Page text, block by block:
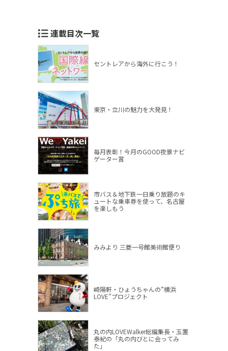
連載目次一覧
セントレアから海外に行こう！
東京・立川の魅力を大発見！
毎月表彰！今月のGOOD夜景ナビ
ゲーター賞
市バス＆地下鉄一日乗り放題のキ
ュートな乗車券を使って、名古屋
を楽しもう
みみより 三菱一号館美術館便り
崎陽軒・ひょうちゃんの”横浜
LOVE”プロジェクト
丸の内LOVEWalker総編集長・玉置
泰紀の「丸の内びとに会ってみ
た」